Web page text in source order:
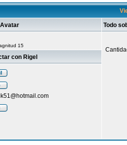
Avatar Todo
15
con Rigel